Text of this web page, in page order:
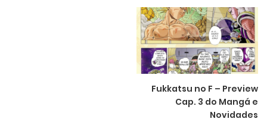
Fukkatsu no F – Preview
Cap. 3 do Mangá e
Novidades